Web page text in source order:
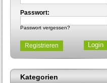
Passwort:
Passwort vergessen?
Registrieren
Kategorien